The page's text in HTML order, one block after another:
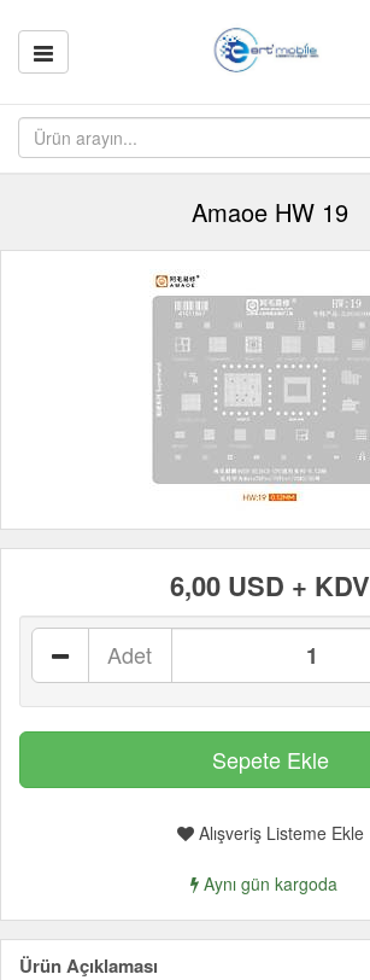
Amaoe HW 19
6,00 USD + KDV
Adet
Alışveriş Listeme Ekle
Aynı gün kargoda
Ürün Açıklaması